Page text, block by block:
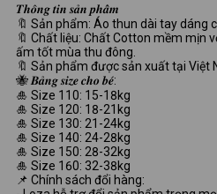
𝑻𝒉𝒐̂𝒏𝒈 𝒕𝒊𝒏 𝒔𝒂̉𝒏 𝒑𝒉𝒂̂̉𝒎
🔖 Sản phẩm: Áo thun dài tay dáng
🔖 Chất liệu: Chất Cotton mềm mịn
ấm tốt mùa thu đông.
🔖 Sản phẩm được sản xuất tại Việt
🐝 𝑩𝒂̉𝒏𝒈 𝒔𝒊𝒛𝒆 𝒄𝒉𝒐 𝒃𝒆́:
🎍 Size 110: 15-18kg
🎍 Size 120: 18-21kg
🎍 Size 130: 21-24kg
🎍 Size 140: 24-28kg
🎍 Size 150: 28-32kg
🎍 Size 160: 32-38kg
📌 Chính sách đổi hàng: